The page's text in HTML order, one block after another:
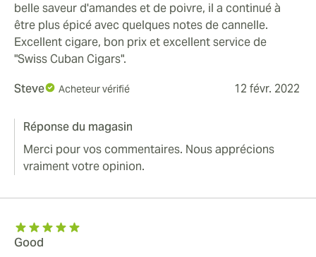
belle saveur d'amandes et de poivre, il a continué à
être plus épicé avec quelques notes de cannelle.
Excellent cigare, bon prix et excellent service de
"Swiss Cuban Cigars".
Steve
Acheteur vérifié 12 févr. 2022
Réponse du magasin
Merci pour vos commentaires. Nous apprécions
vraiment votre opinion.
Good